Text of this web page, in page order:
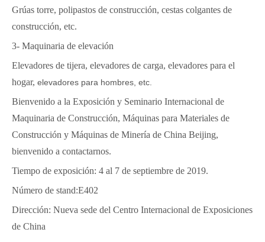
Grúas torre, polipastos de construcción, cestas colgantes de
construcción, etc.
3- Maquinaria de elevación
Elevadores de tijera, elevadores de carga, elevadores para el
hogar, elevadores para hombres, etc.
Bienvenido a la Exposición y Seminario Internacional de
Maquinaria de Construcción, Máquinas para Materiales de
Construcción y Máquinas de Minería de China Beijing,
bienvenido a contactarnos.
Tiempo de exposición: 4 al 7 de septiembre de 2019.
Número de stand:E402
Dirección: Nueva sede del Centro Internacional de Exposiciones
de China